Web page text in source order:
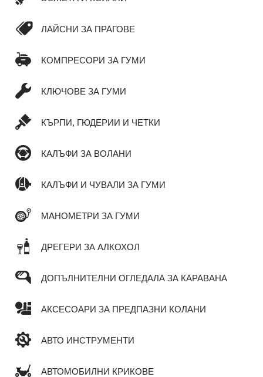
ЛАЙСНИ ЗА ПРАГОВЕ
КОМПРЕСОРИ ЗА ГУМИ
КЛЮЧОВЕ ЗА ГУМИ
КЪРПИ, ГЮДЕРИИ И ЧЕТКИ
КАЛЪФИ ЗА ВОЛАНИ
КАЛЪФИ И ЧУВАЛИ ЗА ГУМИ
МАНОМЕТРИ ЗА ГУМИ
ДРЕГЕРИ ЗА АЛКОХОЛ
ДОПЪЛНИТЕЛНИ ОГЛЕДАЛА ЗА КАРАВАНА
АКСЕСОАРИ ЗА ПРЕДПАЗНИ КОЛАНИ
АВТО ИНСТРУМЕНТИ
АВТОМОБИЛНИ КРИКОВЕ